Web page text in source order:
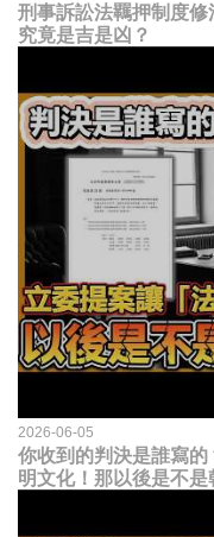
刑事訴訟法羈押制度
究竟是吉是凶？
2026-06-05
你收到的判決是誰寫的
明文化！那以後是不